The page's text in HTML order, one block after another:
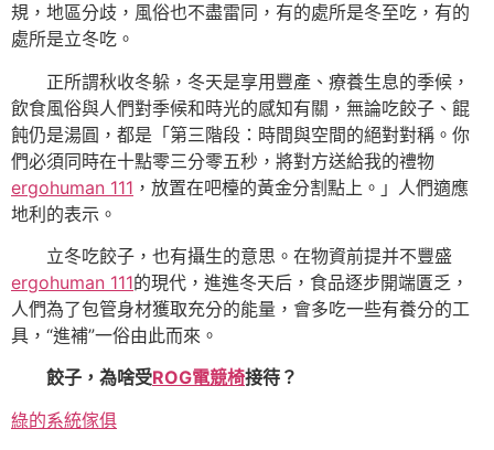
規，地區分歧，風俗也不盡雷同，有的處所是冬至吃，有的
處所是立冬吃。
正所謂秋收冬躲，冬天是享用豐產、療養生息的季候，
飲食風俗與人們對季候和時光的感知有關，無論吃餃子、餛
飩仍是湯圓，都是「第三階段：時間與空間的絕對對稱。你
們必須同時在十點零三分零五秒，將對方送給我的禮物
ergohuman 111 ，放置在吧檯的黃金分割點上。」人們適應
地利的表示。
立冬吃餃子，也有攝生的意思。在物資前提并不豐盛
ergohuman 111的現代，進進冬天后，食品逐步開端匱乏，
人們為了包管身材獲取充分的能量，會多吃一些有養分的工
具，“進補”一俗由此而來。
餃子，為啥受ROG電競椅接待？
綠的系統傢俱